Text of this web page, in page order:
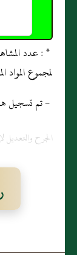
لمجموع المواد
- تم تسجيل هذه
الجرح والتعديل